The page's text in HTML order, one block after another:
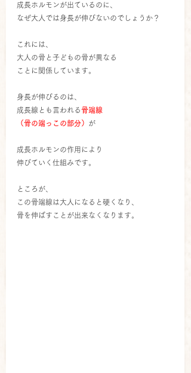
成長ホルモンが出ているのに、
なぜ大人では身長が伸びないのでしょうか？
これには、
大人の骨と子どもの骨が異なる
ことに関係しています。
身長が伸びるのは、
成長線とも言われる 骨端線
（骨の端っこの部分） が
成長ホルモンの作用により
伸びていく仕組みです。
ところが、
この骨端線は大人になると硬くなり、
骨を伸ばすことが出来なくなります。